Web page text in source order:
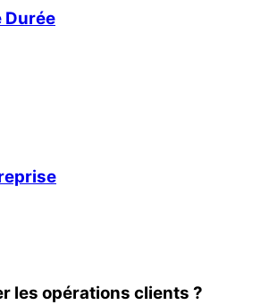
Durée
les opérations clients ?